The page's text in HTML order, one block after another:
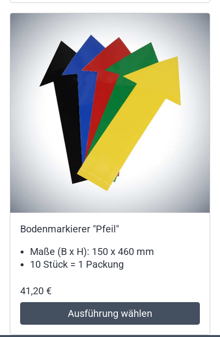
Bodenmarkierer "Pfeil"
Maße (B x H): 150 x 460 mm
10 Stück = 1 Packung
41,20 €
Ausführung wählen